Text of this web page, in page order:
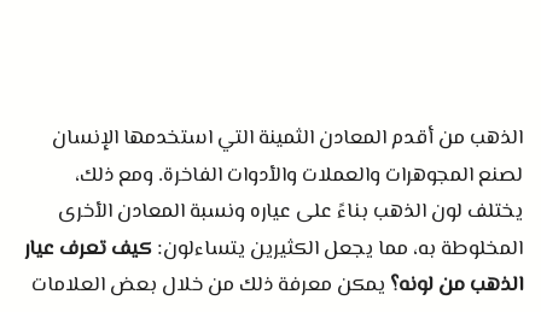
الذهب من أقدم المعادن الثمينة التي استخدمها الإنسان
لصنع المجوهرات والعملات والأدوات الفاخرة. ومع ذلك،
يختلف لون الذهب بناءً على عياره ونسبة المعادن الأخرى
المخلوطة به، مما يجعل الكثيرين يتساءلون: كيف تعرف عيار
الذهب من لونه؟ يمكن معرفة ذلك من خلال بعض العلامات